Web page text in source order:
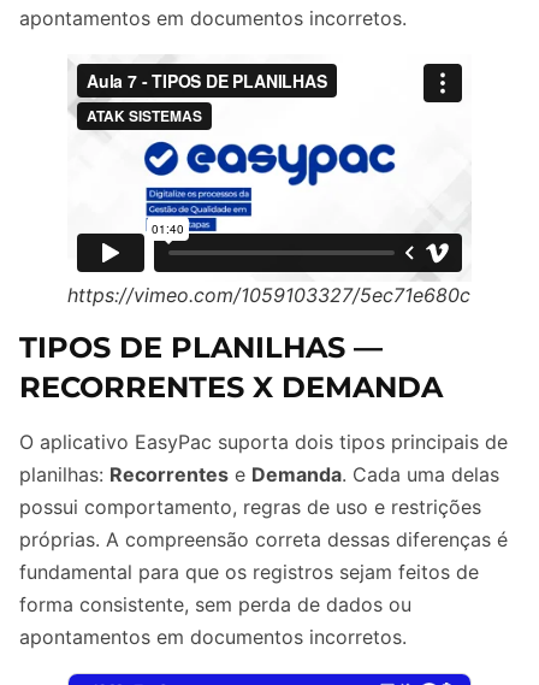
apontamentos em documentos incorretos.
https://vimeo.com/1059103327/5ec71e680c
TIPOS DE PLANILHAS —
RECORRENTES X DEMANDA
O aplicativo EasyPac suporta dois tipos principais de
planilhas: Recorrentes e Demanda. Cada uma delas
possui comportamento, regras de uso e restrições
próprias. A compreensão correta dessas diferenças é
fundamental para que os registros sejam feitos de
forma consistente, sem perda de dados ou
apontamentos em documentos incorretos.